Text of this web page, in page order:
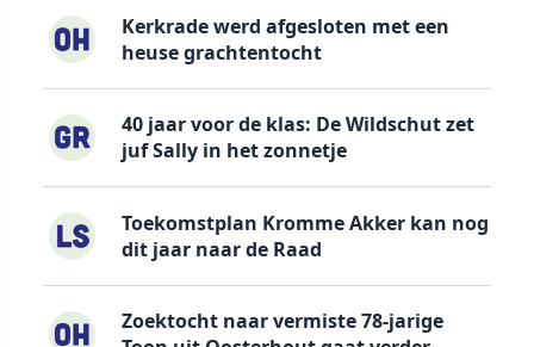
Kerkrade werd afgesloten met een
heuse grachtentocht
40 jaar voor de klas: De Wildschut zet
juf Sally in het zonnetje
Toekomstplan Kromme Akker kan nog
dit jaar naar de Raad
Zoektocht naar vermiste 78-jarige